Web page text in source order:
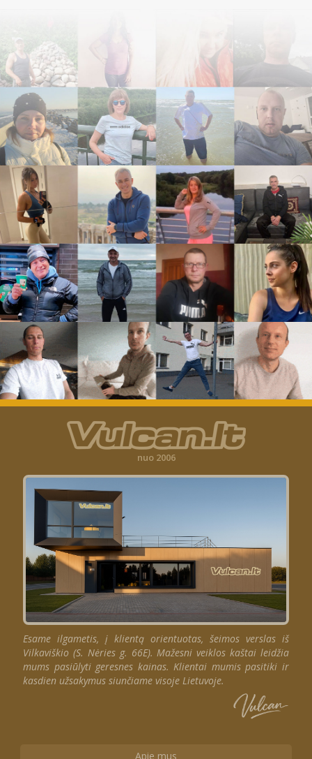
nuo 2006
Esame ilgametis, į klientą orientuotas, šeimos verslas iš
Vilkaviškio (S. Nėries g. 66E). Mažesni veiklos kaštai leidžia
mums pasiūlyti geresnes kainas. Klientai mumis pasitiki ir
kasdien užsakymus siunčiame visoje Lietuvoje.
Apie mus